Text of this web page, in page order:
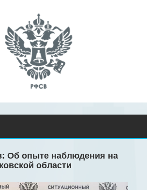
Об опыте наблюдения на
области